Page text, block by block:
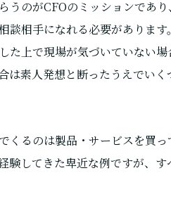
うのがCFOのミッションであ
相手になれる必要があります。
た上で現場が気づいていない
素人発想と断ったうえでいく
くるのは製品・サービスを買
験してきた卑近な例ですが、